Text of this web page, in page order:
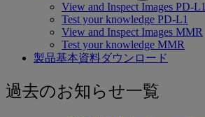
View and Inspect Images PD-L1
Test your knowledge PD-L1
View and Inspect Images MMR
Test your knowledge MMR
製品基本資料ダウンロード
キ
過去のお知らせ一覧